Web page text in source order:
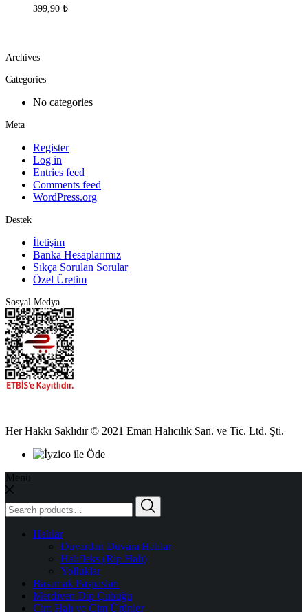
399,90 ₺
Archives
Categories
No categories
Meta
Register
Log in
Entries feed
Comments feed
WordPress.org
Destek
İletişim
Banka Hesaplarımız
Sıkça Sorulan Sorular
Özel Üretim
Sosyal Medya
Her Hakkı Saklıdır © 2021 Eman Halıcılık San. ve Tic. Ltd. Şti.
Menu
Search
for:
Halılar
Duvardan Duvara Halılar
Halıfleks (Rip Halı)
Yolluklar
Basamak Paspasları
Merdiven Dip Çubuğu
Çim Halı ve Çim Ürünler